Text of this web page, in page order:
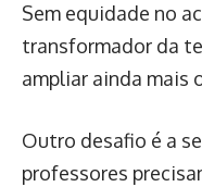
Sem equidade no
transformador da
ampliar ainda mais
Outro desafio é a
professores